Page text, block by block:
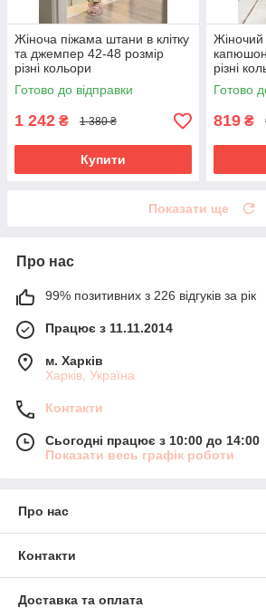
Жіноча піжама штани в клітку
та джемпер 42-48 розмір
різні кольори
Готово до відправки
1 242 ₴ 1 380 ₴
Купити
Жіночий
різні
Готово
819 ₴
Показати ще
Про нас
99% позитивних з 226 відгуків за рік
Працює з 11.11.2014
м. Харків
Харків, Україна
Контакти
Сьогодні працює з 10:00 до 14:00
Показати весь графік роботи
Про нас
Контакти
Доставка та оплата